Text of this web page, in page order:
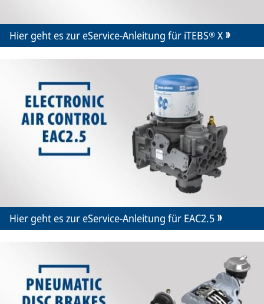
Hier geht es zur eService-Anleitung für iTEBS® X
Hier geht es zur eService-Anleitung für EAC2.5